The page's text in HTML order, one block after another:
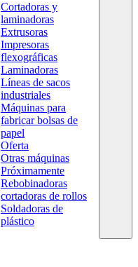
Cortadoras y
laminadoras
Extrusoras
Impresoras
flexográficas
Laminadoras
Líneas de sacos
industriales
Máquinas para
fabricar bolsas de
papel
Oferta
Otras máquinas
Próximamente
Rebobinadoras
cortadoras de rollos
Soldadoras de
plástico